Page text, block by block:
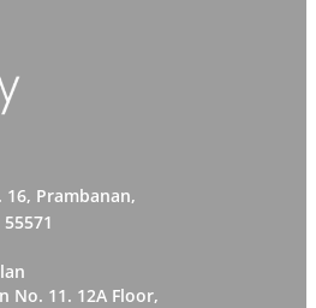
16, Prambanan,
No. 11. 12A Floor,